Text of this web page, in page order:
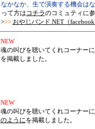
なかなか、生で演奏する機会は
って方は コチラのコミュティに
>>> おやじバンド.NET（
NEW
魂の叫びを聴いてくれコーナーに
を掲載しました。
NEW
魂の叫びを聴いてくれコーナーに
のようにを掲載しました。